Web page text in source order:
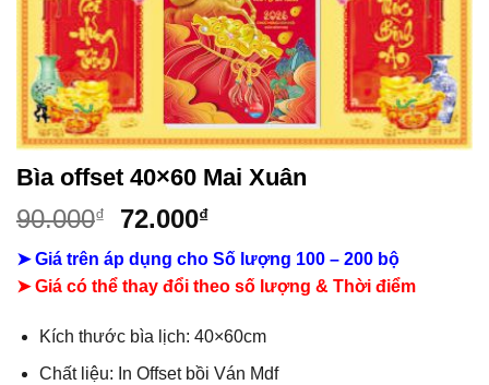
Bìa offset 40×60 Mai Xuân
90.000₫
Giá
là:
90.000₫.
72.000₫Giá
hiện
tại
là:
72.000₫.
➤ Giá trên áp dụng cho Số lượng 100 – 200 bộ
➤ Giá có thể thay đổi theo số lượng & Thời điểm
Kích thước bìa lịch: 40×60cm
Chất liệu: In Offset bồi Ván Mdf